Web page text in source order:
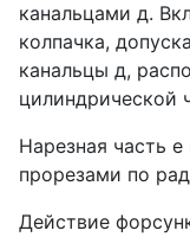
канальцами д.
колпачка,
канальцы д,
цилиндрической
Нарезная часть
прорезами по
Действие